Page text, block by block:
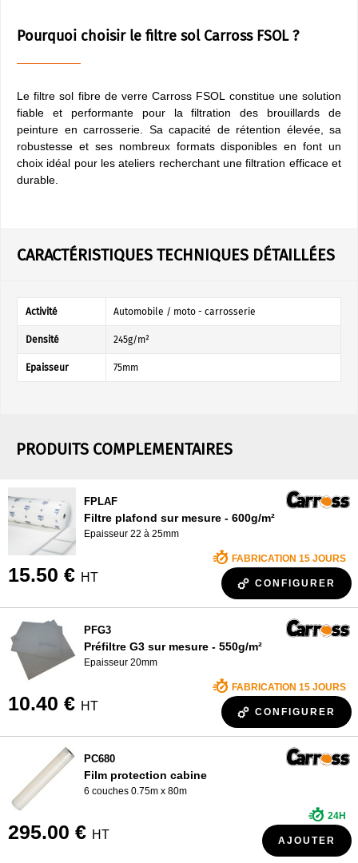
Pourquoi choisir le filtre sol Carross FSOL ?
Le filtre sol fibre de verre Carross FSOL constitue une solution
fiable et performante pour la filtration des brouillards de
peinture en carrosserie. Sa capacité de rétention élevée, sa
robustesse et ses nombreux formats disponibles en font un
choix idéal pour les ateliers recherchant une filtration efficace et
durable.
CARACTÉRISTIQUES TECHNIQUES DÉTAILLÉES
Activité Automobile / moto - carrosserie
Densité 245g/m²
Epaisseur 75mm
PRODUITS COMPLEMENTAIRES
FPLAF
Filtre plafond sur mesure - 600g/m²
Epaisseur 22 à 25mm
15.50 € HT
FABRICATION 15 JOURS
CONFIGURER
PFG3
Préfiltre G3 sur mesure - 550g/m²
Epaisseur 20mm
10.40 € HT
FABRICATION 15 JOURS
CONFIGURER
PC680
Film protection cabine
6 couches 0.75m x 80m
295.00 € HT
24H
AJOUTER